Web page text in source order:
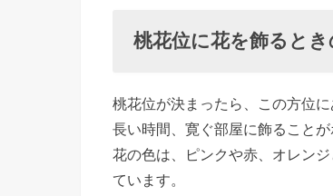
桃花位に花を飾るとき
桃花位が決まったら、この方位に
長い時間、寛ぐ部屋に飾ることが
花の色は、ピンクや赤、オレン
ています。